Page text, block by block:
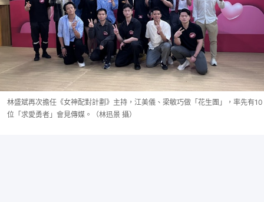
林盛斌再次擔任《女神配對計劃》主持，江美儀、梁敏巧做「花生團」，率先有10
位「求愛勇者」會見傳媒。（林迅景 攝）